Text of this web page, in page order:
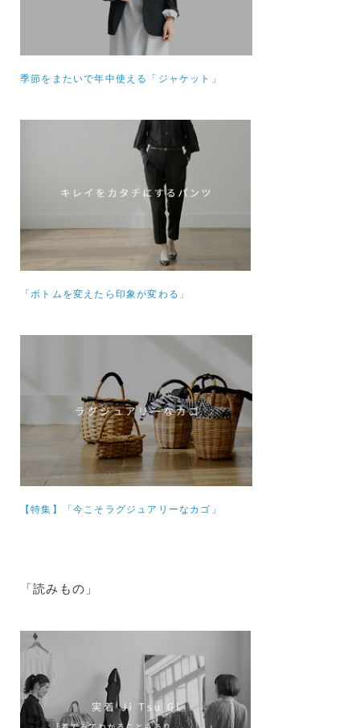
季節をまたいで年中使える「ジャケット」
「ボトムを変えたら印象が変わる」
【特集】 「今こそラグジュアリーなカゴ」
「読みもの」